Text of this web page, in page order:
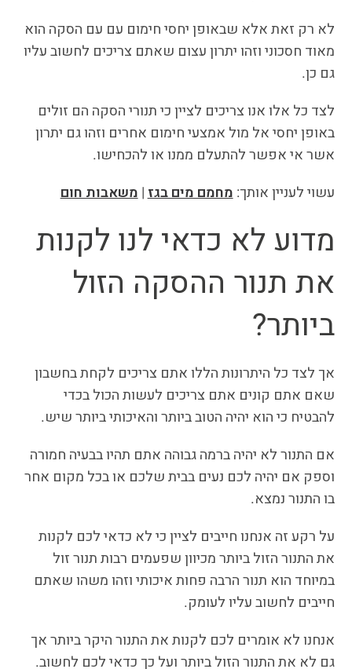
לא רק זאת אלא שבאופן יחסי חימום עם עם הסקה הוא
מאוד חסכוני וזהו יתרון עצום שאתם צריכים לחשוב עליו
גם כן.
לצד כל אלו אנו צריכים לציין כי תנורי הסקה הם זולים
באופן יחסי אל מול אמצעי חימום אחרים וזהו גם יתרון
אשר אי אפשר להתעלם ממנו או להכחישו.
עשוי לעניין אותך:מחמם מים בגז|משאבות חום
מדוע לא כדאי לנו לקנות
את תנור ההסקה הזול
ביותר?
אך לצד כל היתרונות הללו אתם צריכים לקחת בחשבון
שאם אתם קונים אתם צריכים לעשות הכול בכדי
להבטיח כי הוא יהיה הטוב ביותר והאיכותי ביותר שיש.
אם התנור לא יהיה ברמה גבוהה אתם תהיו בבעיה חמורה
וספק אם יהיה לכם נעים בבית שלכם או בכל מקום אחר
בו התנור נמצא.
על רקע זה אנחנו חייבים לציין כי לא כדאי לכם לקנות
את התנור הזול ביותר מכיוון שפעמים רבות תנור זול
במיוחד הוא תנור הרבה פחות איכותי וזהו משהו שאתם
חייבים לחשוב עליו לעומק.
אנחנו לא אומרים לכם לקנות את התנור היקר ביותר אך
גם לא את התנור הזול ביותר ועל כך כדאי לכם לחשוב.